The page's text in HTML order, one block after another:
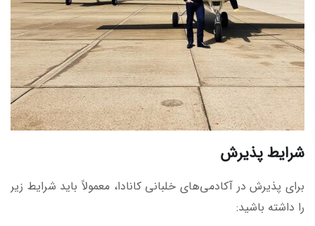
شرایط پذیرش
برای پذیرش در آکادمی‌های خلبانی کانادا، معمولاً باید شرایط زیر
را داشته باشید: